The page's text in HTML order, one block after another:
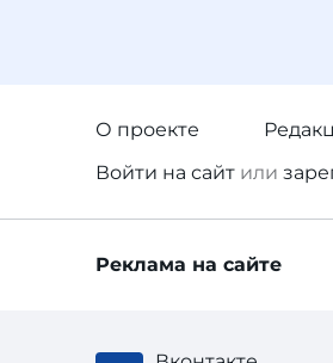
О проекте
Войти на сайт или
Реклама на сайте